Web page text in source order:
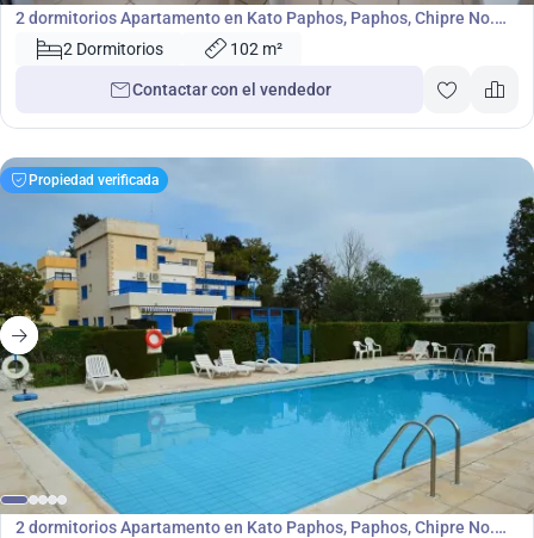
2 dormitorios Apartamento en Kato Paphos, Paphos, Chipre No.
4944 2 Dormitorios 102 m²
Contactar con el vendedor
Propiedad verificada
€ 189 000
Apartamento
2 dormitorios Apartamento en Kato Paphos, Paphos, Chipre No.